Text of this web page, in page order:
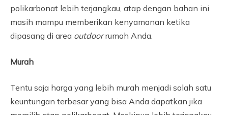
polikarbonat lebih terjangkau, atap dengan bahan ini
masih mampu memberikan kenyamanan ketika
dipasang di area outdoorrumah Anda.
Murah
Tentu saja harga yang lebih murah menjadi salah satu
keuntungan terbesar yang bisa Anda dapatkan jika